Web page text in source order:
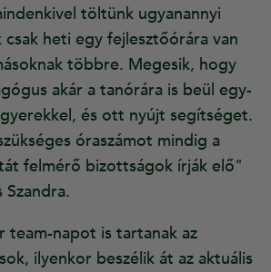
töltünk ugyanannyi
heti egy fejlesztőórára van
többre. Megesik, hogy
akár a tanórára is beül egy-
és ott nyújt segítséget.
óraszámot mindig a
felmérő bizottságok írják elő"
Szandra.
team-napot is tartanak az
ilyenkor beszélik át az aktuális